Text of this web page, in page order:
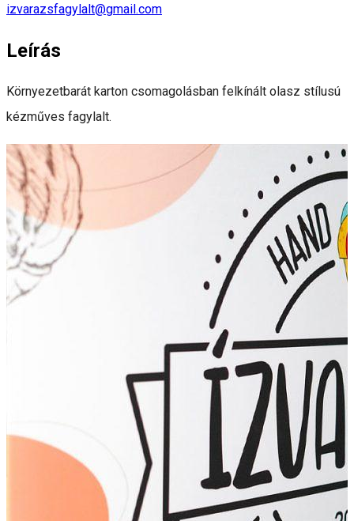
izvarazsfagylalt@gmail.com
Leírás
Környezetbarát karton csomagolásban felkínált olasz stílusú
kézműves fagylalt.